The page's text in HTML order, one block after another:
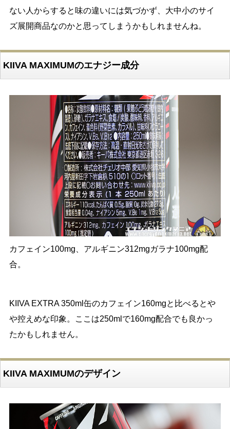
ない人からすると味の違いには気づかず、大中小のサイ
ズ展開商品なのかと思ってしまうかもしれませんね。
KIIVA MAXIMUMのエナジー成分
カフェイン100mg、アルギニン312mgガラナ100mg配
合。
KIIVA EXTRA 350ml缶のカフェイン160mgと比べるとや
や控えめな印象。ここは250mlで160mg配合でも良かっ
たかもしれません。
KIIVA MAXIMUMのデザイン